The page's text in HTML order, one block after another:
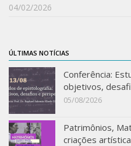
04/02/2026
ÚLTIMAS NOTÍCIAS
Conferência:
objetivos,
05/08/2026
Patrimônios,
criações